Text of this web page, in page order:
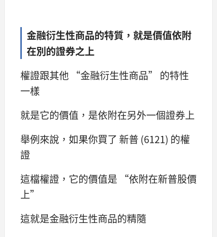
金融衍生性商品的特質，就是價值依附
在別的證券之上
權證跟其他 “金融衍生性商品” 的特性
一樣
就是它的價值，是依附在另外一個證券上
舉例來說，如果你買了 新普 (6121) 的權
證
這檔權證，它的價值是 “依附在新普股價
上”
這就是金融衍生性商品的精隨